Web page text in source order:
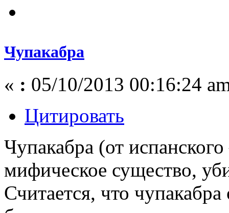
Чупакабра
« : 05/10/2013 00:16:24
Цитировать
Чупакабра (от
мифическое существо,
Считается, что